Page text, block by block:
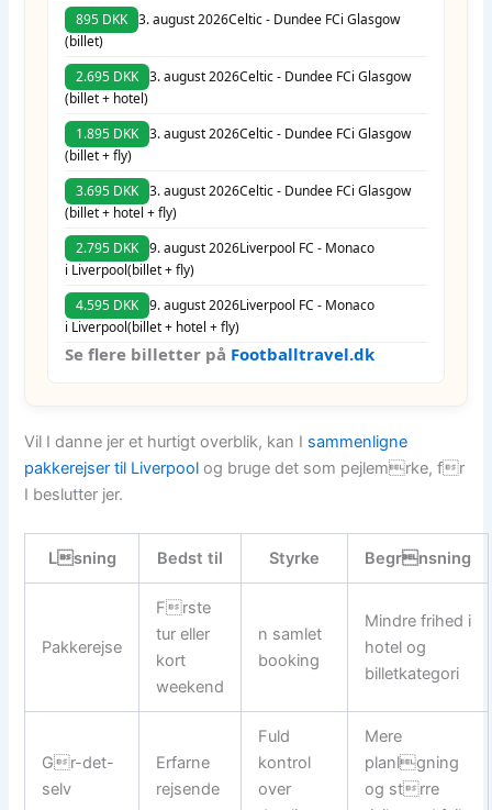
895 DKK 3. august 2026Celtic - Dundee FCi Glasgow
(billet)
2.695 DKK 3. august 2026Celtic - Dundee FCi Glasgow
(billet + hotel)
1.895 DKK 3. august 2026Celtic - Dundee FCi Glasgow
(billet + fly)
3.695 DKK 3. august 2026Celtic - Dundee FCi Glasgow
(billet + hotel + fly)
2.795 DKK 9. august 2026Liverpool FC - Monaco
i Liverpool(billet + fly)
4.595 DKK 9. august 2026Liverpool FC - Monaco
i Liverpool(billet + hotel + fly)
Se flere billetter på Footballtravel.dk
Vil I danne jer et hurtigt overblik, kan I sammenligne
pakkerejser til Liverpool og bruge det som pejlemrke, fr
I beslutter jer.
Lsning Bedst til Styrke Begrnsning
Pakkerejse
Frste
tur eller
kort
weekend
n samlet
booking
Mindre frihed i
hotel og
billetkategori
Gr-det-
selv
Erfarne
rejsende
Fuld
kontrol
over
Mere
planlgning
og strre